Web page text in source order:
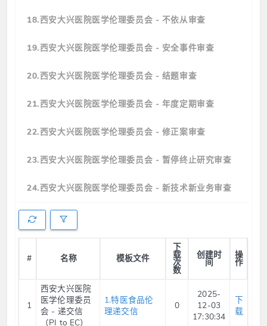
18.西安大兴医院医学伦理委员会 - 不依从审查
19.西安大兴医院医学伦理委员会 - 安全事件审查
20.西安大兴医院医学伦理委员会 - 结题审查
21.西安大兴医院医学伦理委员会 - 年度定期审查
22.西安大兴医院医学伦理委员会 - 修正案审查
23.西安大兴医院医学伦理委员会 - 暂停终止研究审查
24.西安大兴医院医学伦理委员会 - 新技术新业务审查
# 名称 模板文件
下
载
次
数
创建时
间
操
作
1
西安大兴医院
医学伦理委员
会 - 递交信
（PI to EC）
1.特医食品伦
理递交信
0
2025-
12-03
17:30:34
下
载